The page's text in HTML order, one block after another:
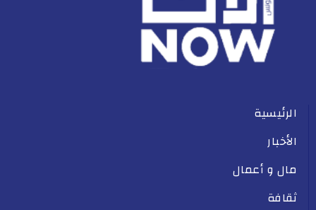
الرئيسية
الأخبار
مال و أعمال
ثقافة